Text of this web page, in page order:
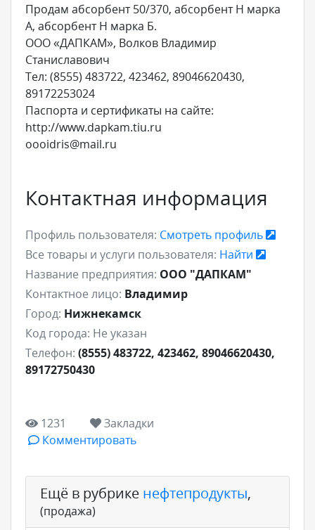
Продам абсорбент 50/370, абсорбент Н марка
А, абсорбент Н марка Б.
ООО «ДАПКАМ», Волков Владимир
Станиславович
Тел: (8555) 483722, 423462, 89046620430,
89172253024
Паспорта и сертификаты на сайте:
http://www.dapkam.tiu.ru
oooidris@mail.ru
Контактная информация
Профиль пользователя: Смотреть профиль
Все товары и услуги пользователя: Найти
Название предприятия: ООО "ДАПКАМ"
Контактное лицо: Владимир
Город: Нижнекамск
Код города: Не указан
Телефон: (8555) 483722, 423462, 89046620430,
89172750430
1231
Закладки
Комментировать
Ещё в рубрике нефтепродукты,
(продажа)